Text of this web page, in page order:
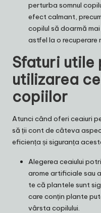
perturba somnul
efect calmant,
copilul să doarmă
astfel la o recuperare
Sfaturi utile
utilizarea
copiilor
Atunci când oferi ceaiuri
să ții cont de câteva
eficiența și siguranța
Alegerea ceaiului
arome artificiale sau
te că plantele sunt
care conțin plante
vârsta copilului.